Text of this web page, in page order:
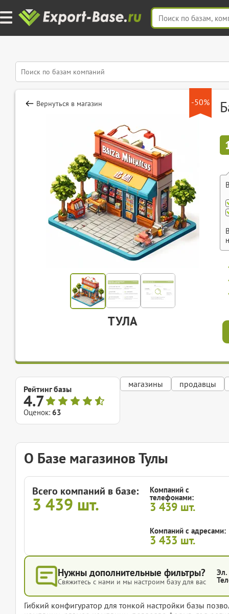
-50%
Вернуться в магазин
ТУЛА
Рейтинг базы
4.7
Оценок: 63
магазины продавцы
О Базе магазинов Тулы
Всего компаний в базе:
3 439 шт.
Компаний с
телефонами:
3 439 шт.
Компаний с адресами:
3 433 шт.
Нужны дополнительные фильтры?
Свяжитесь с нами и мы настроим базу для вас
Эл.
Гибкий конфигуратор для тонкой настройки базы